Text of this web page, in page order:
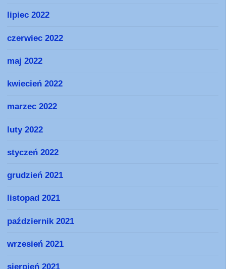
lipiec 2022
czerwiec 2022
maj 2022
kwiecień 2022
marzec 2022
luty 2022
styczeń 2022
grudzień 2021
listopad 2021
październik 2021
wrzesień 2021
sierpień 2021